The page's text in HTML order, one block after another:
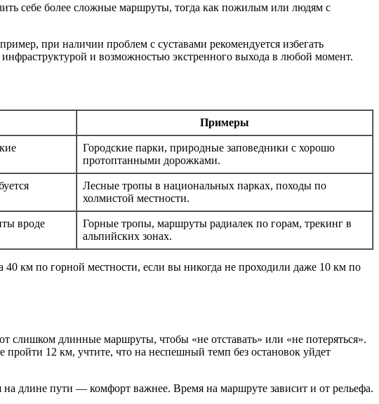
себе более сложные маршруты, тогда как пожилым или людям с
при наличии проблем с суставами рекомендуется избегать
и возможностью экстренного выхода в любой момент.
Примеры
Городские парки, природные заповедники с хорошо
протоптанными дорожками.
Лесные тропы в национальных парках, походы по
холмистой местности.
вроде
Горные тропы, маршруты радиалек по горам, трекинг в
альпийских зонах.
км по горной местности, если вы никогда не проходили даже 10 км по
слишком длинные маршруты, чтобы «не отставать» или «не потеряться».
12 км, учтите, что на неспешный темп без остановок уйдет
длине пути — комфорт важнее. Время на маршруте зависит и от рельефа.